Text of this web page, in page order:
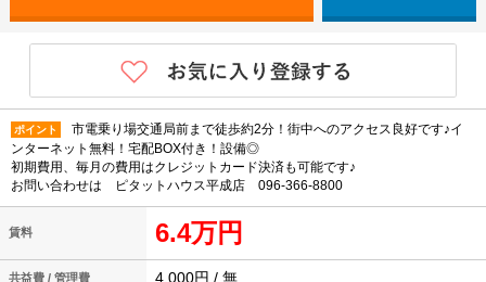
ポイント
市電乗り場交通局前まで徒歩約2分！街中へのアクセス良好です♪イ
ンターネット無料！宅配BOX付き！設備◎
初期費用、毎月の費用はクレジットカード決済も可能です♪
お問い合わせは ピタットハウス平成店 096-366-8800
賃料 6.4万円
共益費 / 管理費 4,000円 / 無